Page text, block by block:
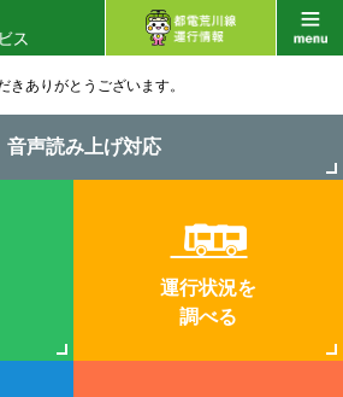
きありがとうございます。
音声読み上げ対応
運行状況を
調べる